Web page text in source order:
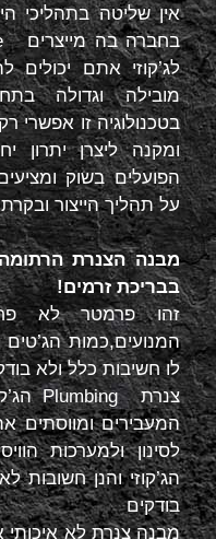
אין שליטה בתהליכי
בחברה בה מייצרים
לג’קוזי אתם
מובילה וגדולה
בטכנולוגיה זו אפשרי
ומקנה ליצרן יתרון
הפועלים בשוק
על תהליך הייצור
מבנה הצנרת הרתומה
בבריכת זרמים!
זהו פרמטר לא
המנועים,כמות
לו חשיבות כלל ולא
צנרתPlumbing
המעבירים ומווסתים
לסינון ולמערכות
הג’קוזי והנן
בודקים
מבנה צנרת לא